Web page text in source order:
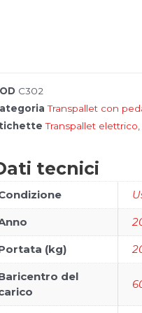
C302
Transpallet con
Transpallet elettrico
tecnici
(kg)
del